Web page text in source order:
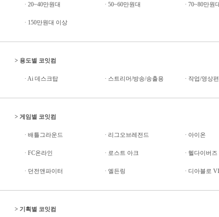
· 20~40만원대 · 50~60만원대 · 70~80만원
· 150만원대 이상
> 용도별 코잇컴
· Ai 데스크탑 · 스트리머/방송/송출용 · 작업/영상
> 게임별 코잇컴
· 배틀그라운드 · 리그오브레전드 · 아이온
· FC온라인 · 로스트 아크 · 헬다이버즈
· 던전앤파이터 · 엘든링 · 디아블로 VI
> 기획별 코잇컴